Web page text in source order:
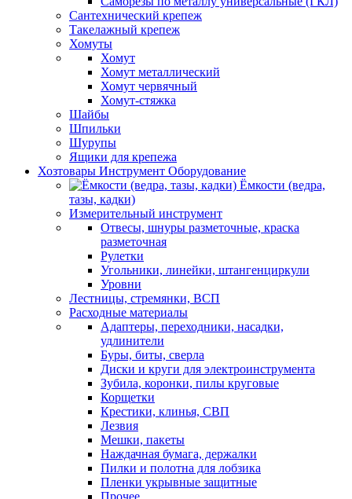
Сантехнический крепеж
Такелажный крепеж
Хомуты
Хомут
Хомут металлический
Хомут червячный
Хомут-стяжка
Шайбы
Шпильки
Шурупы
Ящики для крепежа
Хозтовары Инструмент Оборудование
Ёмкости (ведра,
тазы, кадки)
Измерительный инструмент
Отвесы, шнуры разметочные, краска
разметочная
Рулетки
Угольники, линейки, штангенциркули
Уровни
Лестницы, стремянки, ВСП
Расходные материалы
Адаптеры, переходники, насадки,
удлинители
Буры, биты, сверла
Диски и круги для электроинструмента
Зубила, коронки, пилы круговые
Корщетки
Крестики, клинья, СВП
Лезвия
Мешки, пакеты
Наждачная бумага, держалки
Пилки и полотна для лобзика
Пленки укрывные защитные
Прочее